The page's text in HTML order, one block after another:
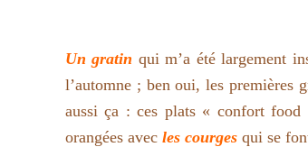
Un gratin qui m’a été largement
l’automne ; ben oui, les
aussi ça : ces plats « confort
orangées avec les courges qui se